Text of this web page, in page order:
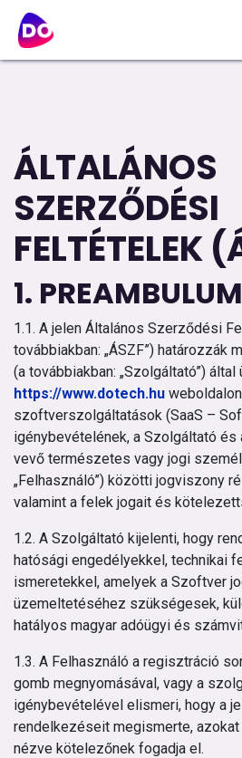
Tartalomra ugrás
ÁLTALÁNOS
SZERZŐDÉSI
FELTÉTELEK
1. PREAMBULUM
1.1. A jelen Általános Szerződési
továbbiakban: „ÁSZF”) határozzák
(a továbbiakban: „Szolgáltató”)
https://www.dotech.hu
szoftverszolgáltatások (SaaS –
igénybevételének, a Szolgáltató
vevő természetes vagy jogi
„Felhasználó”) közötti jogviszony
valamint a felek jogait és
1.2. A Szolgáltató kijelenti, hogy
hatósági engedélyekkel, technikai
ismeretekkel, amelyek a Szoftver
üzemeltetéséhez szükségesek,
hatályos magyar adóügyi és
1.3. A Felhasználó a regisztráció
gomb megnyomásával, vagy a
igénybevételével elismeri, hogy a
rendelkezéseit megismerte,
nézve kötelezőnek fogadja el.